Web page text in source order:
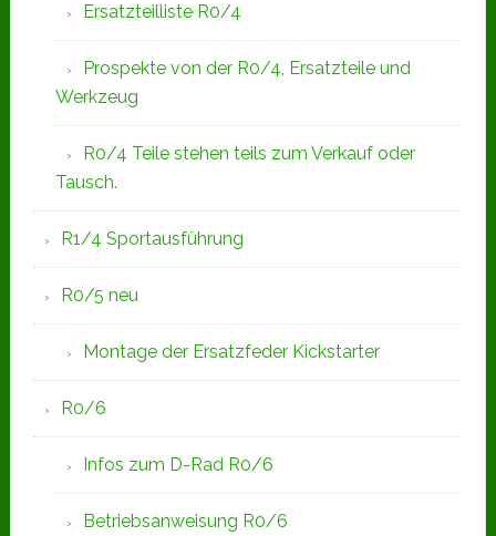
Ersatzteilliste R0/4
Prospekte von der R0/4, Ersatzteile und
Werkzeug
R0/4 Teile stehen teils zum Verkauf oder
Tausch.
R1/4 Sportausführung
R0/5 neu
Montage der Ersatzfeder Kickstarter
R0/6
Infos zum D-Rad R0/6
Betriebsanweisung R0/6